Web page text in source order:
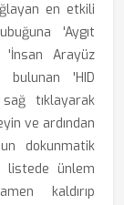
en etkili
'Aygıt
Arayüz
bulunan 'HID
tıklayarak
ve ardından
dokunmatik
listede ünlem
kaldırıp